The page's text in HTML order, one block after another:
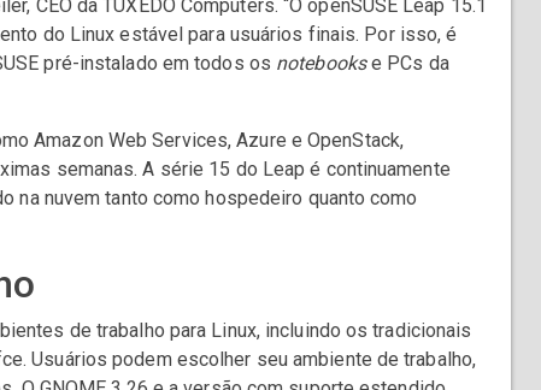
CEO da TUXEDO Computers. “O openSUSE Leap 15.1
do Linux estável para usuários finais. Por isso, é
pré-instalado em todos os notebookse PCs da
Amazon Web Services, Azure e OpenStack,
semanas. A série 15 do Leap é continuamente
na nuvem tanto como hospedeiro quanto como
de trabalho para Linux, incluindo os tradicionais
Usuários podem escolher seu ambiente de trabalho,